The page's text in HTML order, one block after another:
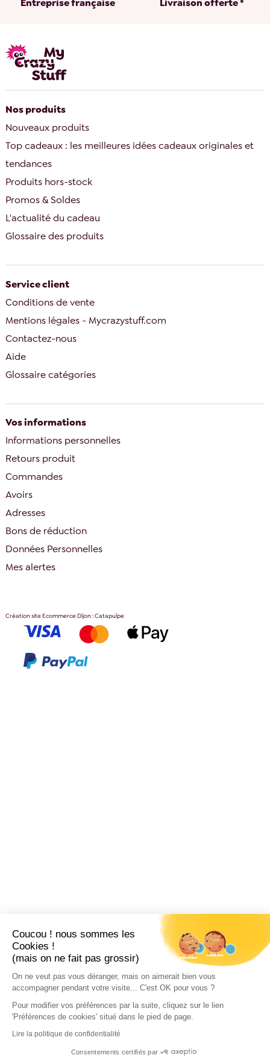
Coucou ! nous sommes les
Cookies !
(mais on ne fait pas grossir)
On ne veut pas vous déranger, mais on aimerait bien vous
accompagner pendant votre visite... C'est OK pour vous ?
Pour modifier vos préférences par la suite, cliquez sur le lien
'Préférences de cookies' situé dans le pied de page.
Lire la politique de confidentialité
Consentements certifiés par
Entreprise française Livraison offerte *
Nos produits
Nouveaux produits
Top cadeaux : les meilleures idées cadeaux originales et
tendances
Produits hors-stock
Promos & Soldes
L'actualité du cadeau
Glossaire des produits
Service client
Conditions de vente
Mentions légales - Mycrazystuff.com
Contactez-nous
Aide
Glossaire catégories
Vos informations
Informations personnelles
Retours produit
Commandes
Avoirs
Adresses
Bons de réduction
Données Personnelles
Mes alertes
Création site Ecommerce Dijon : Catapulpe